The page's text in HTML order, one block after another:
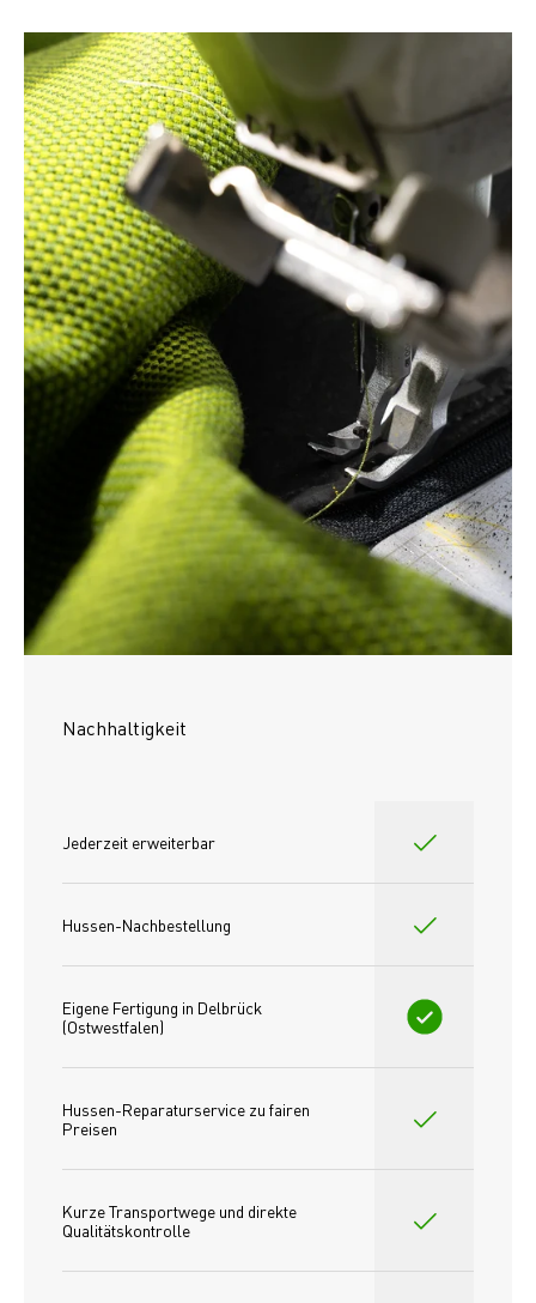
Nachhaltigkeit
Jederzeit erweiterbar
Hussen-Nachbestellung
Eigene Fertigung in Delbrück
(Ostwestfalen)
Hussen-Reparaturservice zu fairen
Preisen​
Kurze Transportwege und direkte
Qualitätskontrolle